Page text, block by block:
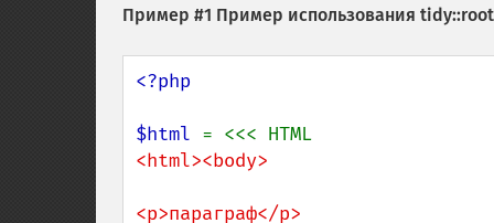
Пример #1 Пример использования
<?php
$html
<html><body>
<p>параграф</p>